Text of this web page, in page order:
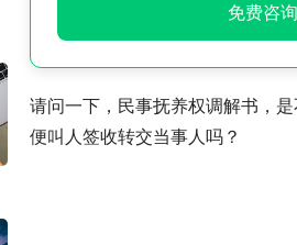
免费咨询
请问一下，民事抚养权调解书，
便叫人签收转交当事人吗？